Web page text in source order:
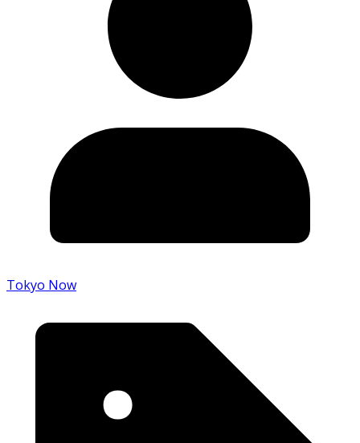
Tokyo Now